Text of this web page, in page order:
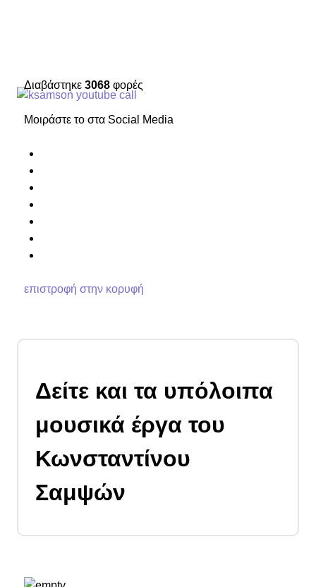
Διαβάστηκε 3068 φορές
Μοιράστε το στα Social Media
επιστροφή στην κορυφή
Δείτε και τα υπόλοιπα
μουσικά έργα του
Κωνσταντίνου
Σαμψών